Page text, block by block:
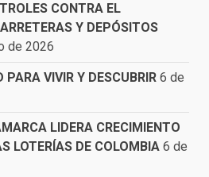
CONTRA EL
Y DEPÓSITOS
de 2026
PARA VIVIR Y DESCUBRIR 6 de
LIDERA CRECIMIENTO
LOTERÍAS DE COLOMBIA 6 de